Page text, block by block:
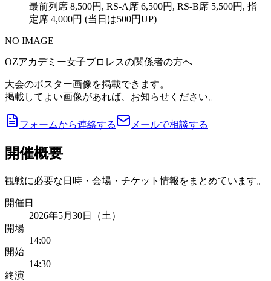
最前列席 8,500円, RS-A席 6,500円, RS-B席 5,500円, 指
定席 4,000円 (当日は500円UP)
NO IMAGE
OZアカデミー女子プロレスの関係者の方へ
大会のポスター画像を掲載できます。
掲載してよい画像があれば、お知らせください。
フォームから連絡する メールで相談する
開催概要
観戦に必要な日時・会場・チケット情報をまとめています。
開催日
2026年5月30日（土）
開場
14:00
開始
14:30
終演